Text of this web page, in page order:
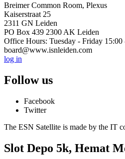
Breimer Common Room, Plexus
Kaiserstraat 25
2311 GN Leiden
PO Box 439 2300 AK Leiden
Office Hours: Tuesday - Friday 15:00
board@www.isnleiden.com
log in
Follow us
Facebook
Twitter
The ESN Satellite is made by the IT
Slot Depo 5k, Hemat